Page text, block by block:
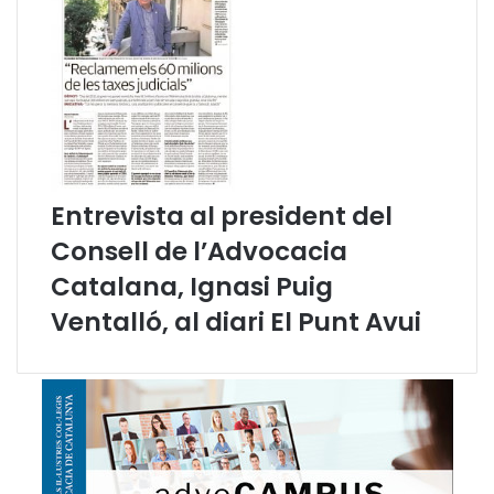
a
p
r
o
t
e
c
c
ó
d
l
s
H
H
l
l
e
n
a
a
n
Entrevista al president del
Consell de l’Advocacia
Catalana, Ignasi Puig
Ventalló, al diari El Punt Avui